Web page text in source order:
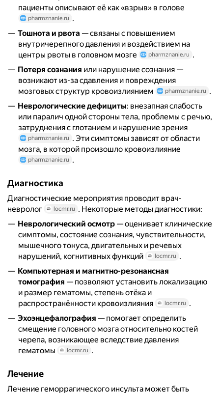
пациенты описывают её как «взрыв» в голове
pharmznanie.ru .
Тошнота и рвота — связаны с повышением
внутричерепного давления и воздействием на
центры рвоты в головном мозге
pharmznanie.ru .
Потеря сознания или нарушение сознания —
возникают из-за сдавления и повреждения
мозговых структур кровоизлиянием
pharmznanie.ru .
Неврологические дефициты: внезапная слабость
или паралич одной стороны тела, проблемы с речью,
затруднения с глотанием и нарушение зрения
pharmznanie.ru . Эти симптомы зависят от области
мозга, в которой произошло кровоизлияние
pharmznanie.ru .
Диагностика
Диагностические мероприятия проводит врач-
невролог
locmr.ru . Некоторые методы диагностики:
Неврологический осмотр — оценивает клинические
симптомы, состояние сознания, чувствительности,
мышечного тонуса, двигательных и речевых
нарушений, когнитивных функций
locmr.ru .
Компьютерная и магнитно-резонансная
томография — позволяют установить локализацию
и размер гематомы, степень отёка и
распространённости кровоизлияния
locmr.ru .
Эхоэнцефалография — помогает определить
смещение головного мозга относительно костей
черепа, возникающее вследствие давления
гематомы
locmr.ru .
Лечение
Лечение геморрагического инсульта может быть